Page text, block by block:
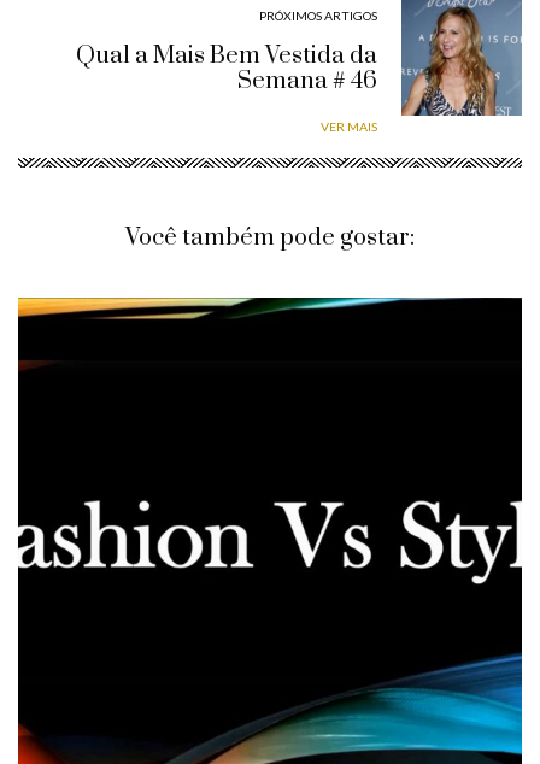
PRÓXIMOS ARTIGOS
Qual a Mais Bem Vestida da
Semana # 46
VER MAIS
Você também pode gostar: